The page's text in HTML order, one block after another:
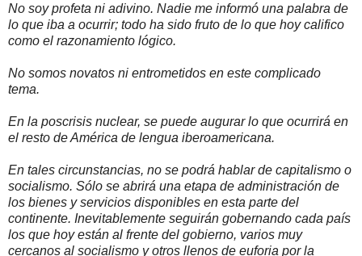
No soy profeta ni adivino. Nadie me informó una palabra de
lo que iba a ocurrir; todo ha sido fruto de lo que hoy califico
como el razonamiento lógico.
No somos novatos ni entrometidos en este complicado
tema.
En la poscrisis nuclear, se puede augurar lo que ocurrirá en
el resto de América de lengua iberoamericana.
En tales circunstancias, no se podrá hablar de capitalismo o
socialismo. Sólo se abrirá una etapa de administración de
los bienes y servicios disponibles en esta parte del
continente. Inevitablemente seguirán gobernando cada país
los que hoy están al frente del gobierno, varios muy
cercanos al socialismo y otros llenos de euforia por la